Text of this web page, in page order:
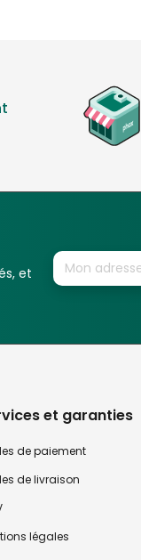
et
et garanties
de paiement
de livraison
légales